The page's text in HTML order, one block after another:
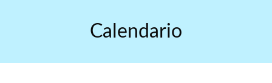
Calendario